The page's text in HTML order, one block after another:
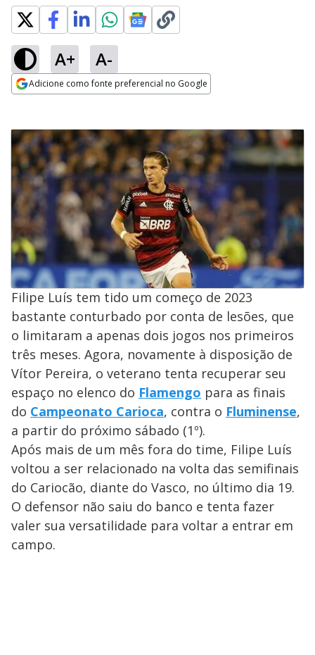
A+ A-
Adicione como fonte preferencial no Google
Filipe Luís tem tido um começo de 2023
bastante conturbado por conta de lesões, que
o limitaram a apenas dois jogos nos primeiros
três meses. Agora, novamente à disposição de
Vítor Pereira, o veterano tenta recuperar seu
espaço no elenco do Flamengo para as finais
do Campeonato Carioca, contra o Fluminense,
a partir do próximo sábado (1º).
Após mais de um mês fora do time, Filipe Luís
voltou a ser relacionado na volta das semifinais
do Cariocão, diante do Vasco, no último dia 19.
O defensor não saiu do banco e tenta fazer
valer sua versatilidade para voltar a entrar em
campo.